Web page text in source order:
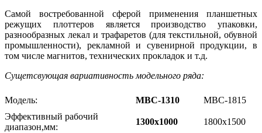
Самой востребованной сферой применения планшетных
режущих плоттеров является производство упаковки,
разнообразных лекал и трафаретов (для текстильной, обувной
промышленности), рекламной и сувенирной продукции, в
том числе магнитов, технических прокладок и т.д.
Сущетсвующая вариативность модельного ряда:
Модель: MBC-1310
MBC-1815
Эффективный рабочий
диапазон,мм:
1300х1000
1800х1500